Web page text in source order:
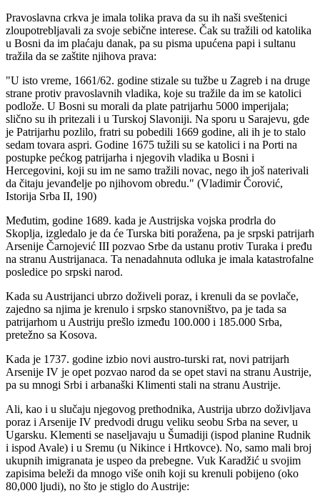
Pravoslavna crkva je imala tolika prava da su ih naši sveštenici
zloupotrebljavali za svoje sebične interese. Čak su tražili od katolika
u Bosni da im plaćaju danak, pa su pisma upućena papi i sultanu
tražila da se zaštite njihova prava:
"U isto vreme, 1661/62. godine stizale su tužbe u Zagreb i na druge
strane protiv pravoslavnih vladika, koje su tražile da im se katolici
podlože. U Bosni su morali da plate patrijarhu 5000 imperijala;
slično su ih pritezali i u Turskoj Slavoniji. Na sporu u Sarajevu, gde
je Patrijarhu pozlilo, fratri su pobedili 1669 godine, ali ih je to stalo
sedam tovara aspri. Godine 1675 tužili su se katolici i na Porti na
postupke pećkog patrijarha i njegovih vladika u Bosni i
Hercegovini, koji su im ne samo tražili novac, nego ih još naterivali
da čitaju jevanđelje po njihovom obredu." (Vladimir Čorović,
Istorija Srba II, 190)
Međutim, godine 1689. kada je Austrijska vojska prodrla do
Skoplja, izgledalo je da će Turska biti poražena, pa je srpski patrijarh
Arsenije Čarnojević III pozvao Srbe da ustanu protiv Turaka i pređu
na stranu Austrijanaca. Ta nenadahnuta odluka je imala katastrofalne
posledice po srpski narod.
Kada su Austrijanci ubrzo doživeli poraz, i krenuli da se povlače,
zajedno sa njima je krenulo i srpsko stanovništvo, pa je tada sa
patrijarhom u Austriju prešlo između 100.000 i 185.000 Srba,
pretežno sa Kosova.
Kada je 1737. godine izbio novi austro-turski rat, novi patrijarh
Arsenije IV je opet pozvao narod da se opet stavi na stranu Austrije,
pa su mnogi Srbi i arbanaški Klimenti stali na stranu Austrije.
Ali, kao i u slučaju njegovog prethodnika, Austrija ubrzo doživljava
poraz i Arsenije IV predvodi drugu veliku seobu Srba na sever, u
Ugarsku. Klementi se naseljavaju u Šumadiji (ispod planine Rudnik
i ispod Avale) i u Sremu (u Nikince i Hrtkovce). No, samo mali broj
ukupnih imigranata je uspeo da prebegne. Vuk Karadžić u svojim
zapisima beleži da mnogo više onih koji su krenuli pobijeno (oko
80,000 ljudi), no što je stiglo do Austrije: